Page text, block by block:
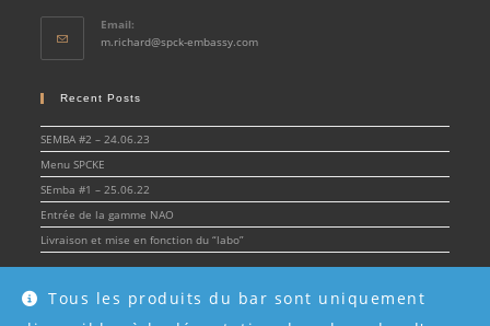
Tous les produits du bar sont uniquement
Email:
m.richard@spck-embassy.comOpens
Recent Posts
SEMBA #2 – 24.06.23
Menu SPCKE
SEmba #1 – 25.06.22
Entrée de la gamme NAO
Livraison et mise en fonction du “labo”